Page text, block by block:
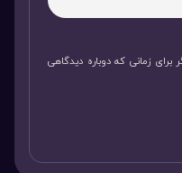
زمانی که دوباره دیدگاهی